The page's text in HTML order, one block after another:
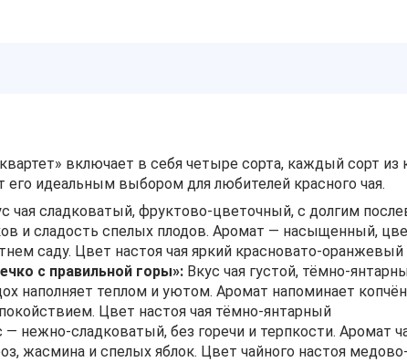
включает в себя четыре сорта, каждый сорт
его идеальным выбором для любителей красного чая.
чая сладковатый, фруктово-цветочный, с долгим
и сладость спелых плодов. Аромат — насыщенный,
саду. Цвет настоя чая яркий красновато-оранжевый
с правильной горы»: Вкус чая густой, тёмно-
наполняет теплом и уютом. Аромат напоминает
Цвет настоя чая тёмно-янтарный
— нежно-сладковатый, без горечи и терпкости. Аромат
жасмина и спелых яблок. Цвет чайного настоя